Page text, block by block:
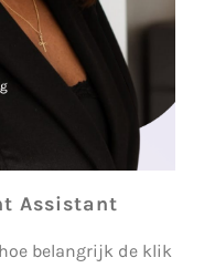
Assistant
belangrijk de klik